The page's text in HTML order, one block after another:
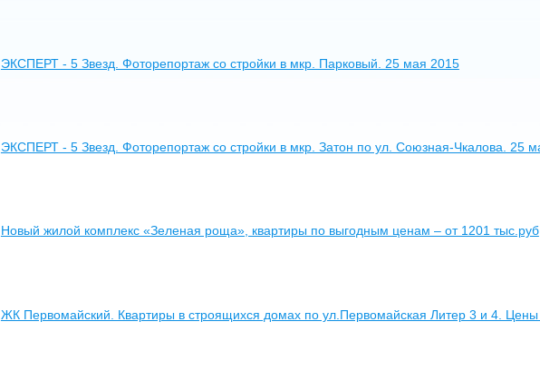
ЭКСПЕРТ - 5 Звезд. Фоторепортаж со стройки в мкр. Парковый. 25 мая 2015
ЭКСПЕРТ - 5 Звезд. Фоторепортаж со стройки в мкр. Затон по ул. Союзная-Чкалова. 25
Новый жилой комплекс «Зеленая роща», квартиры по выгодным ценам – от 1201 тыс.руб
ЖК Первомайский. Квартиры в строящихся домах по ул.Первомайская Литер 3 и 4. Цены